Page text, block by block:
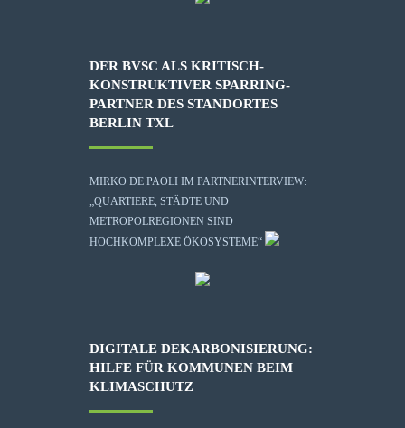
DER BVSC ALS KRITISCH-
KONSTRUKTIVER SPARRING-
PARTNER DES STANDORTES
BERLIN TXL
MIRKO DE PAOLI IM PARTNERINTERVIEW:
„QUARTIERE, STÄDTE UND
METROPOLREGIONEN SIND
HOCHKOMPLEXE ÖKOSYSTEME“
DIGITALE DEKARBONISIERUNG:
HILFE FÜR KOMMUNEN BEIM
KLIMASCHUTZ